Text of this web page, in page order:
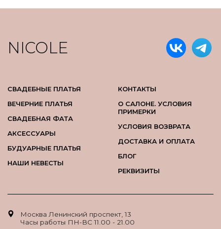
NICOLE
СВАДЕБНЫЕ ПЛАТЬЯ
ВЕЧЕРНИЕ ПЛАТЬЯ
СВАДЕБНАЯ ФАТА
АКСЕССУАРЫ
БУДУАРНЫЕ ПЛАТЬЯ
НАШИ НЕВЕСТЫ
КОНТАКТЫ
О САЛОНЕ. УСЛОВИЯ
ПРИМЕРКИ
УСЛОВИЯ ВОЗВРАТА
ДОСТАВКА И ОПЛАТА
БЛОГ
РЕКВИЗИТЫ
Москва Ленинский проспект, 13
Часы работы ПН-ВС 11.00 - 21.00